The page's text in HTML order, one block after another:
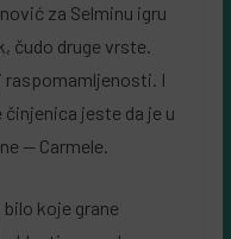
za Selminu igru
čudo druge vrste.
raspomamljenosti. I
činjenica jeste da je u
— Carmele.
bilo koje grane